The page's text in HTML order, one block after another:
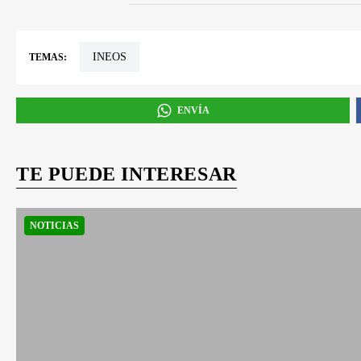
TEMAS: INEOS
ENVÍA
TE PUEDE INTERESAR
NOTICIAS